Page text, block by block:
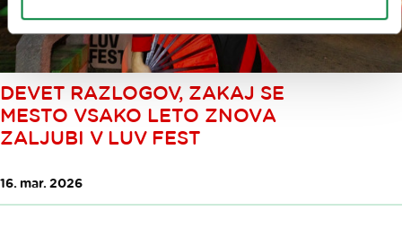
DEVET RAZLOGOV, ZAKAJ SE
MESTO VSAKO LETO ZNOVA
ZALJUBI V LUV FEST
16. mar. 2026